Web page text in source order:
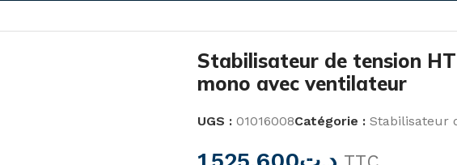
Stabilisateur de tension
mono avec ventilateur
UGS : 01016008Catégorie : Stabilisateur